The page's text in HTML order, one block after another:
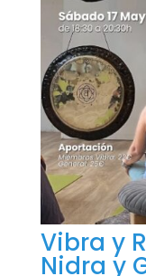
Vibra y
Nidra y